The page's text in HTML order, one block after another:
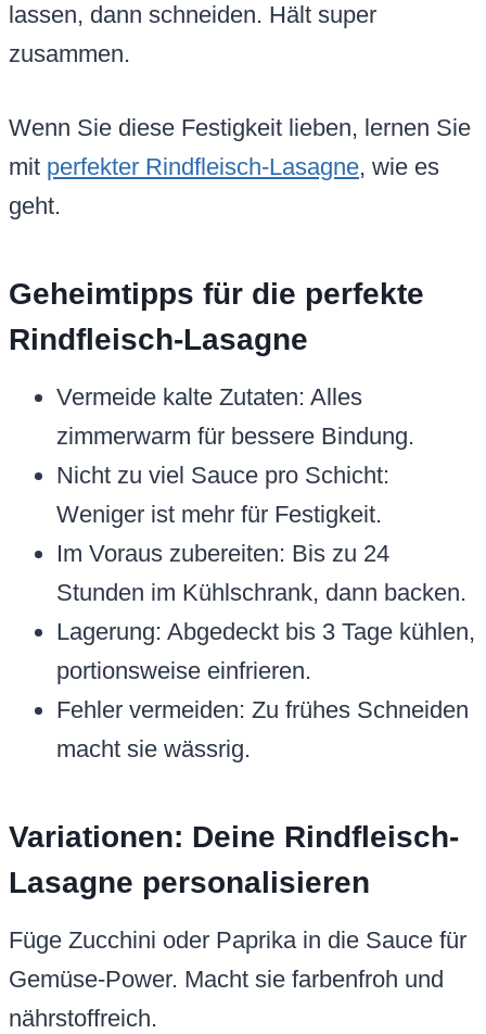
lassen, dann schneiden. Hält super
zusammen.
Wenn Sie diese Festigkeit lieben, lernen Sie
mit perfekter Rindfleisch-Lasagne, wie es
geht.
Geheimtipps für die perfekte
Rindfleisch-Lasagne
Vermeide kalte Zutaten: Alles
zimmerwarm für bessere Bindung.
Nicht zu viel Sauce pro Schicht:
Weniger ist mehr für Festigkeit.
Im Voraus zubereiten: Bis zu 24
Stunden im Kühlschrank, dann backen.
Lagerung: Abgedeckt bis 3 Tage kühlen,
portionsweise einfrieren.
Fehler vermeiden: Zu frühes Schneiden
macht sie wässrig.
Variationen: Deine Rindfleisch-
Lasagne personalisieren
Füge Zucchini oder Paprika in die Sauce für
Gemüse-Power. Macht sie farbenfroh und
nährstoffreich.